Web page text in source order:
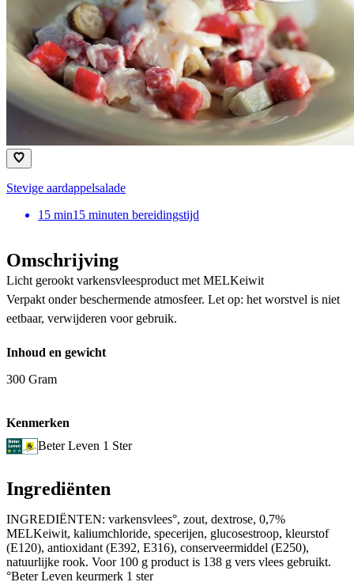
Stevige aardappelsalade
15 min15 minuten bereidingstijd
Omschrijving
Licht gerookt varkensvleesproduct met MELKeiwit
Verpakt onder beschermende atmosfeer. Let op: het worstvel is niet
eetbaar, verwijderen voor gebruik.
Inhoud en gewicht
300 Gram
Kenmerken
Beter Leven 1 Ster
Ingrediënten
INGREDIËNTEN: varkensvlees°, zout, dextrose, 0,7%
MELKeiwit, kaliumchloride, specerijen, glucosestroop, kleurstof
(E120), antioxidant (E392, E316), conserveermiddel (E250),
natuurlijke rook. Voor 100 g product is 138 g vers vlees gebruikt.
°Beter Leven keurmerk 1 ster